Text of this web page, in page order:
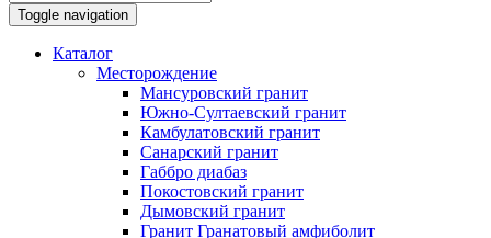
Toggle navigation
Каталог
Месторождение
Мансуровский гранит
Южно-Султаевский гранит
Камбулатовский гранит
Санарский гранит
Габбро диабаз
Покостовский гранит
Дымовский гранит
Гранит Гранатовый амфиболит